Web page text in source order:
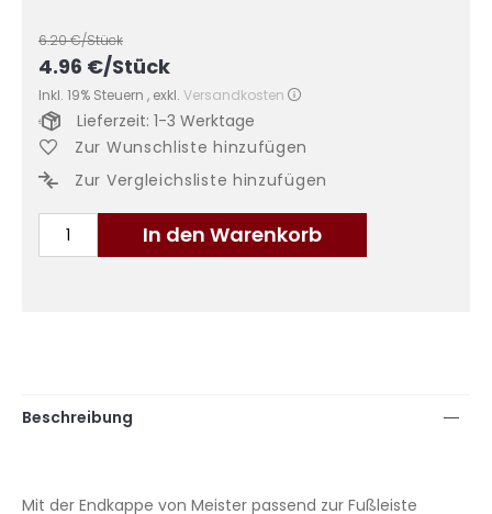
6.20€/Stück
4.96 €/Stück
Inkl. 19% Steuern , exkl. Versandkosten
In den Warenkorb
Lieferzeit: 1-3 Werktage
Zur Wunschliste hinzufügen
Zur Vergleichsliste hinzufügen
Beschreibung
Mit der Endkappe von Meister passend zur Fußleiste